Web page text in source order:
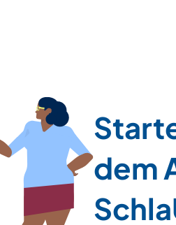
dem